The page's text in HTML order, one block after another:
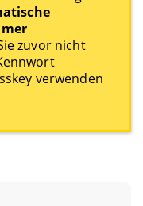
zuvor nicht
verwenden